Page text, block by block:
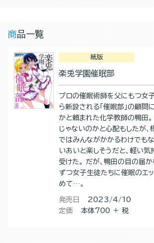
商品一覧
紙版
楽兎学園催眠部
プロの催眠術師を父にもつ女
ら新設される「催眠部」の顧問
かと頼まれた化学教師の鴨田
じゃないのかと心配もしたが、
ではみんながかかるわけでも
いあいと楽しそうだと、軽い
受けた。 だが、鴨田の目の届か
ずつ女子生徒たちに催眠のエ
めて…。
発売日
2023/4/10
定価
本体700 ＋ 税